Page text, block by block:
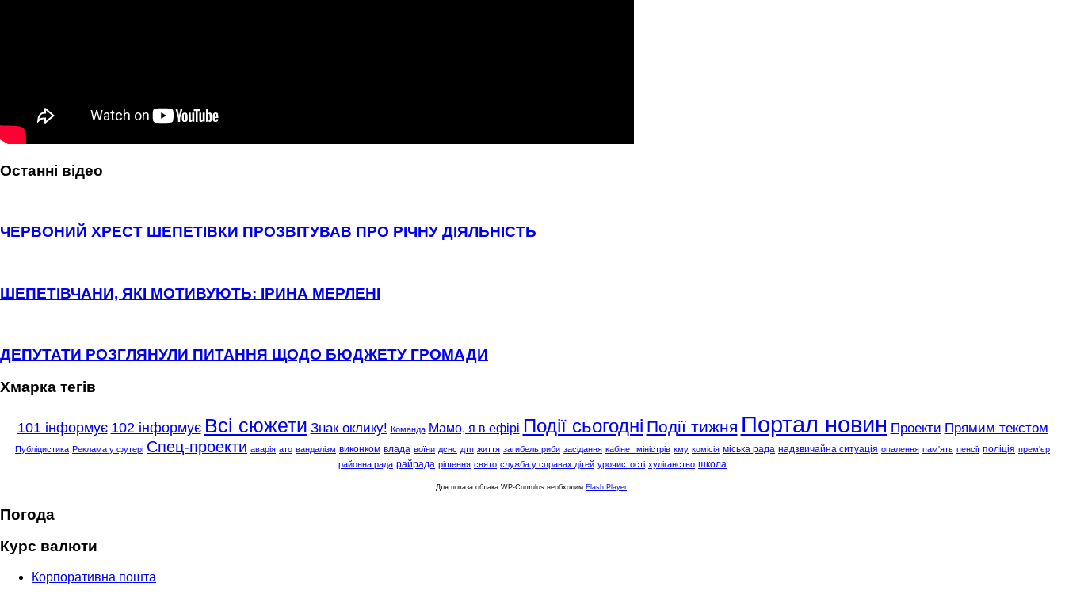
Останні відео
ЧЕРВОНИЙ ХРЕСТ ШЕПЕТІВКИ ПРОЗВІТУВАВ ПРО РІЧНУ ДІЯЛЬНІСТЬ
ШЕПЕТІВЧАНИ, ЯКІ МОТИВУЮТЬ: ІРИНА МЕРЛЕНІ
ДЕПУТАТИ РОЗГЛЯНУЛИ ПИТАННЯ ЩОДО БЮДЖЕТУ ГРОМАДИ
Хмарка тегів
101 інформує 102 інформує Всі сюжети Знак оклику! Команда Мамо, я в ефірі Події сьогодні Події тижня Портал новин Проекти Прямим текстом
Публіцистика Реклама у футері Спец-проекти аварія ато вандалізм виконком влада воїни дснс дтп життя загибель риби засідання кабінет міністрів кму комісія міська рада надзвичайна ситуація опалення пам'ять пенсії поліція прем'єр
районна рада райрада рішення свято служба у справах дітей урочистості хуліганство школа
Для показа облака WP-Cumulus необходим Flash Player
Погода
Курс валюти
Корпоративна пошта